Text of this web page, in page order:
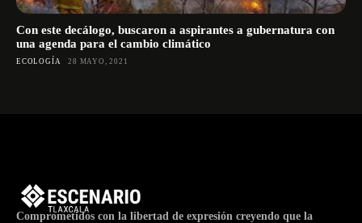
Con este decálogo, buscaron a aspirantes a gubernatura con
una agenda para el cambio climático
ECOLOGÍA 28 MAYO, 2021
Comprometidos con la libertad de expresión creyendo que la